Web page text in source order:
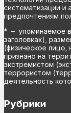
систематизации и
предпочтениям
* – упоминаемое в
заголовках),
(физическое лицо,
признано на
экстремистом
террористом
деятельность
Рубрики